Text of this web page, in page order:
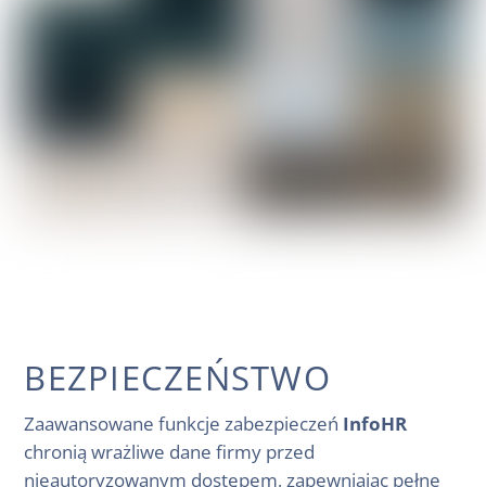
BEZPIECZEŃSTWO
Zaawansowane funkcje zabezpieczeń InfoHR
chronią wrażliwe dane firmy przed
nieautoryzowanym dostępem, zapewniając pełne